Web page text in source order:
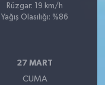
Rüzgar: 19 km/h
Yağış Olasılığı: %86
27 MART
CUMA